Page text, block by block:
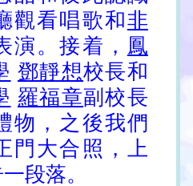
觀看唱歌和非
演。接着， 鳳
鄧靜想校長和
羅福章副校長
物，之後我們
門大合照，上
段落。